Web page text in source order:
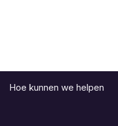
Hoe kunnen we helpen